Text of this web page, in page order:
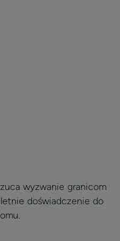
wyzwanie granicom
doświadczenie do